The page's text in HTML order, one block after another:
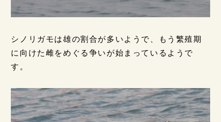
シノリガモは雄の割合が多いようで、もう繁殖期
に向けた雌をめぐる争いが始まっているようで
す。